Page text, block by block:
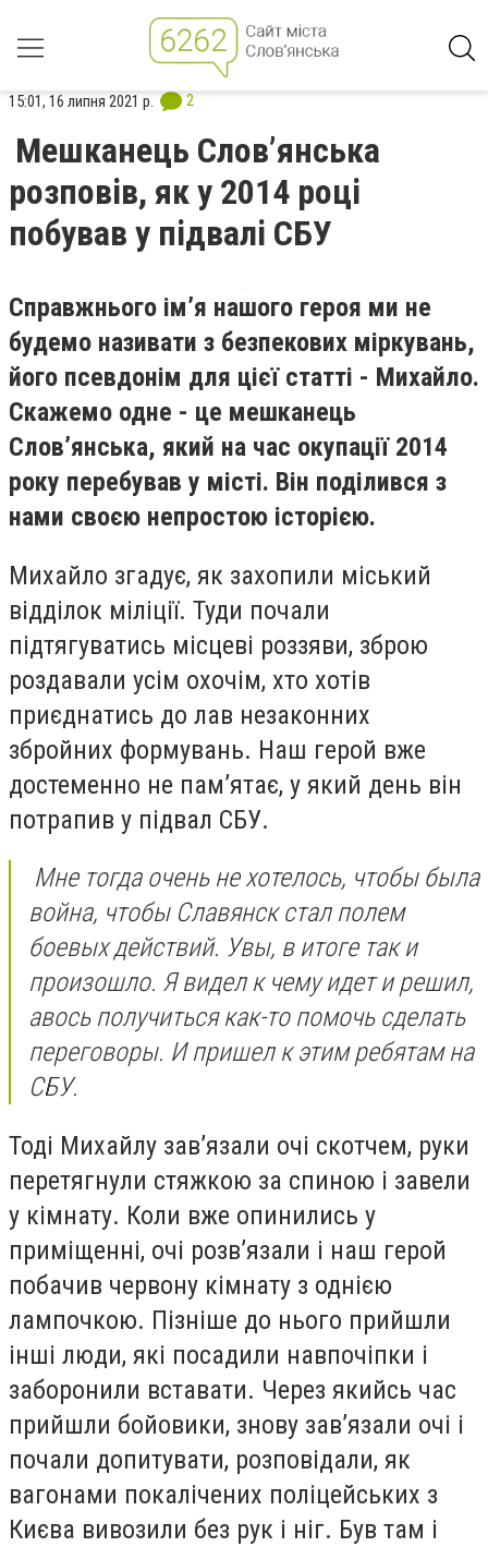
15:01, 16 липня 2021 р. 2
Мешканець Слов’янська
розповів, як у 2014 році
побував у підвалі СБУ
Справжнього ім’я нашого героя ми не
будемо називати з безпекових міркувань,
його псевдонім для цієї статті - Михайло.
Скажемо одне - це мешканець
Слов’янська, який на час окупації 2014
року перебував у місті. Він поділився з
нами своєю непростою історією.
Михайло згадує, як захопили міський
відділок міліції. Туди почали
підтягуватись місцеві роззяви, зброю
роздавали усім охочім, хто хотів
приєднатись до лав незаконних
збройних формувань. Наш герой вже
достеменно не пам’ятає, у який день він
потрапив у підвал СБУ.
Мне тогда очень не хотелось, чтобы была
война, чтобы Славянск стал полем
боевых действий. Увы, в итоге так и
произошло. Я видел к чему идет и решил,
авось получиться как-то помочь сделать
переговоры. И пришел к этим ребятам на
СБУ.
Тоді Михайлу зав’язали очі скотчем, руки
перетягнули стяжкою за спиною і завели
у кімнату. Коли вже опинились у
приміщенні, очі розв’язали і наш герой
побачив червону кімнату з однією
лампочкою. Пізніше до нього прийшли
інші люди, які посадили навпочіпки і
заборонили вставати. Через якийсь час
прийшли бойовики, знову зав’язали очі і
почали допитувати, розповідали, як
вагонами покалічених поліцейських з
Києва вивозили без рук і ніг. Був там і